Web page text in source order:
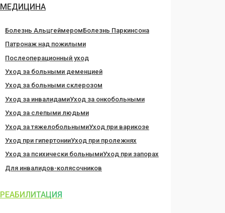
МЕДИЦИНА
Болезнь АльцгеймеромБолезнь Паркинсона
Патронаж над пожилыми
Послеоперационный уход
Уход за больными деменцией
Уход за больными склерозом
Уход за инвалидамиУход за онкобольными
Уход за слепыми людьми
Уход за тяжелобольнымиУход при варикозе
Уход при гипертонииУход при пролежнях
Уход за психически больнымиУход при запорах
Для инвалидов-колясочников
РЕАБИЛИТАЦИЯ